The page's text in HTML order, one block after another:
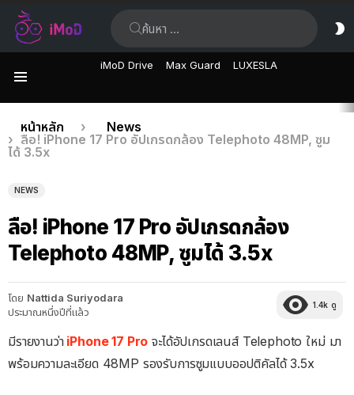
iMoD Drive Max Guard LUXESLA
เรื่อง
ล่าสุด
คุณอยู่ที่นี่:
หน้าหลัก
News
ลือ! iPhone 17 Pro อัปเกรดกล้อง Telephoto 48MP, ซูม
ได้ 3.5x
NEWS
ลือ! iPhone 17 Pro อัปเกรดกล้อง
Telephoto 48MP, ซูมได้ 3.5x
โดย Nattida Suriyodara
ประมาณหนึ่งปีที่แล้ว
1.4k ดู
มีรายงานว่า iPhone 17 Pro จะได้อัปเกรดเลนส์ Telephoto ใหม่ มา
พร้อมความละเอียด 48MP รองรับการซูมแบบออปติคัลได้ 3.5x